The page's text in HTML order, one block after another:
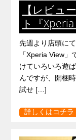
【レビュ
ト『
先週より店頭に
「Xperia View
けていろいろ遊
んですが、開梱
試せ […]
詳しくはコチラ